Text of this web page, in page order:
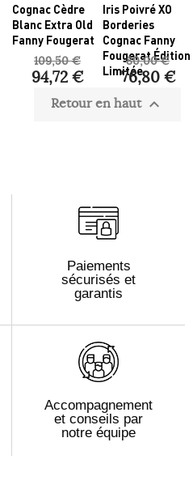
Cognac Cèdre
Blanc Extra Old
Fanny Fougerat
109,50 €
94,72 €
Iris Poivré XO
Borderies
Cognac Fanny
Fougerat Édition
Limitée
80,00 €
76,80 €
Retour en haut 
Paiements
sécurisés et
garantis
Accompagnement
et conseils par
notre équipe